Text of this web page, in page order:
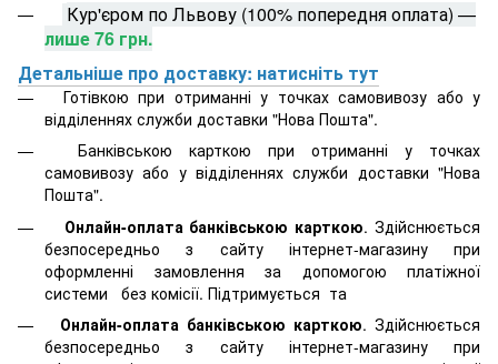
Кур'єром по Львову (100% попередня оплата) —
лише 76 грн.
Детальніше про доставку: натисніть тут
Готівкою при отриманні у точках самовивозу або у
відділеннях служби доставки "Нова Пошта".
Банківською карткою при отриманні у точках
самовивозу або у відділеннях служби доставки "Нова
Пошта".
Онлайн-оплата банківською карткою. Здійснюється
безпосередньо з сайту інтернет-магазину при
оформленні замовлення за допомогою платіжної
системи
без комісії. Підтримується та
Онлайн-оплата банківською карткою. Здійснюється
безпосередньо з сайту інтернет-магазину при